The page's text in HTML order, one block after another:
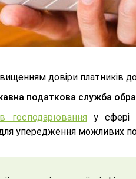
довіри платників
податкова служба
господарюванняу сфері
упередження можливих